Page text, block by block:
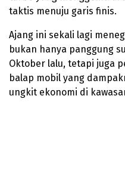
taktis menuju garis finis.
Ajang ini sekali lagi
bukan hanya panggung
Oktober lalu, tetapi juga
balap mobil yang
ungkit ekonomi di